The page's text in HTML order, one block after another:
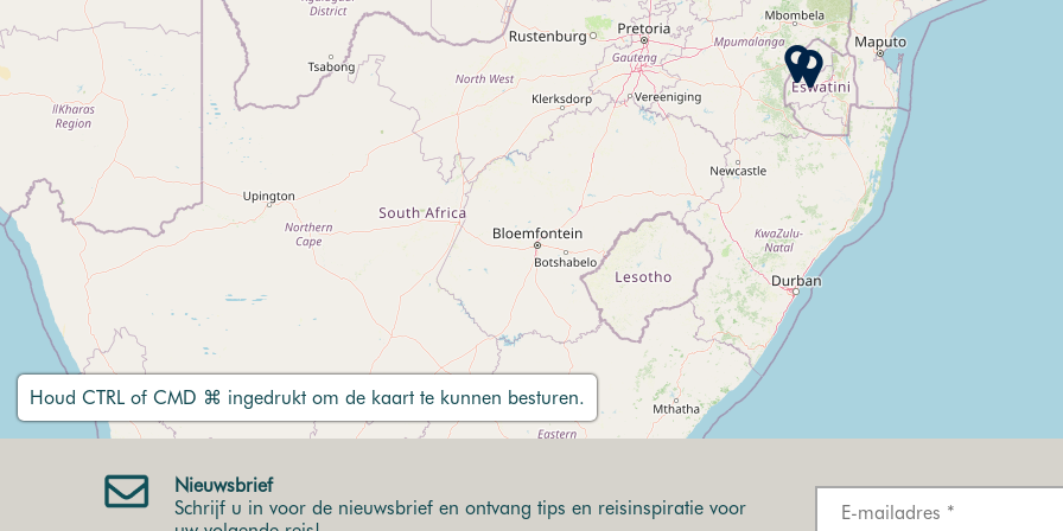
Houd CTRL of CMD ⌘ ingedrukt om de kaart te kunnen besturen.
Nieuwsbrief
Schrijf u in voor de nieuwsbrief en ontvang tips en reisinspiratie voor